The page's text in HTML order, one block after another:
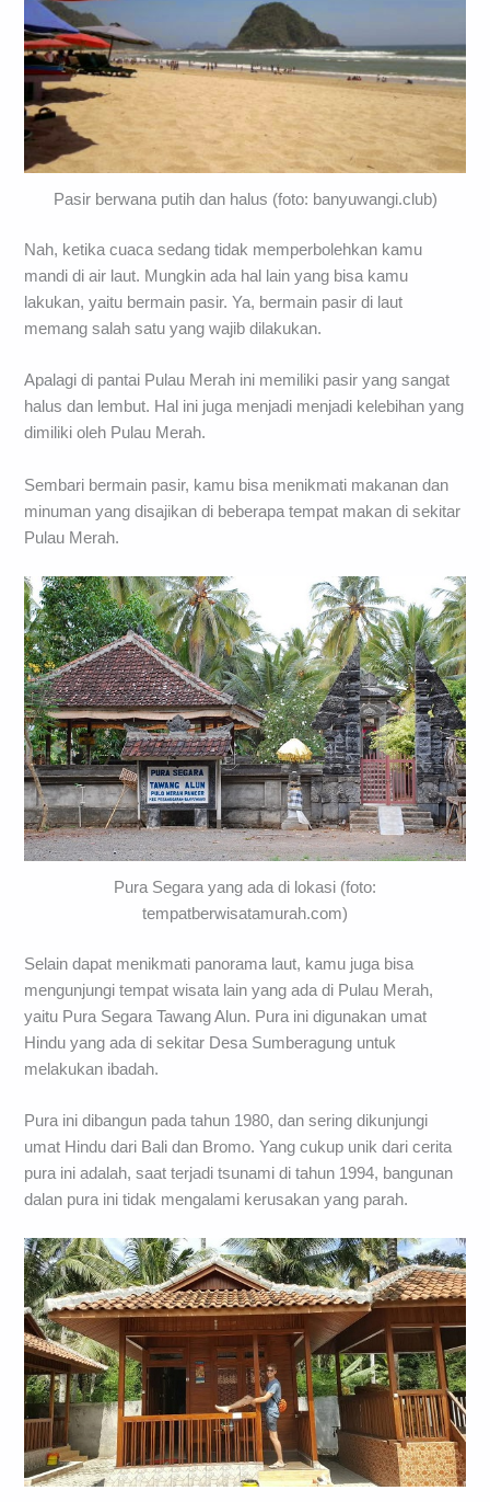
Pasir berwana putih dan halus (foto: banyuwangi.club)
Nah, ketika cuaca sedang tidak memperbolehkan kamu
mandi di air laut. Mungkin ada hal lain yang bisa kamu
lakukan, yaitu bermain pasir. Ya, bermain pasir di laut
memang salah satu yang wajib dilakukan.
Apalagi di pantai Pulau Merah ini memiliki pasir yang sangat
halus dan lembut. Hal ini juga menjadi menjadi kelebihan yang
dimiliki oleh Pulau Merah.
Sembari bermain pasir, kamu bisa menikmati makanan dan
minuman yang disajikan di beberapa tempat makan di sekitar
Pulau Merah.
Pura Segara yang ada di lokasi (foto:
tempatberwisatamurah.com)
Selain dapat menikmati panorama laut, kamu juga bisa
mengunjungi tempat wisata lain yang ada di Pulau Merah,
yaitu Pura Segara Tawang Alun. Pura ini digunakan umat
Hindu yang ada di sekitar Desa Sumberagung untuk
melakukan ibadah.
Pura ini dibangun pada tahun 1980, dan sering dikunjungi
umat Hindu dari Bali dan Bromo. Yang cukup unik dari cerita
pura ini adalah, saat terjadi tsunami di tahun 1994, bangunan
dalan pura ini tidak mengalami kerusakan yang parah.